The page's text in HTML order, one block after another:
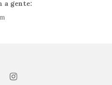
a gente: